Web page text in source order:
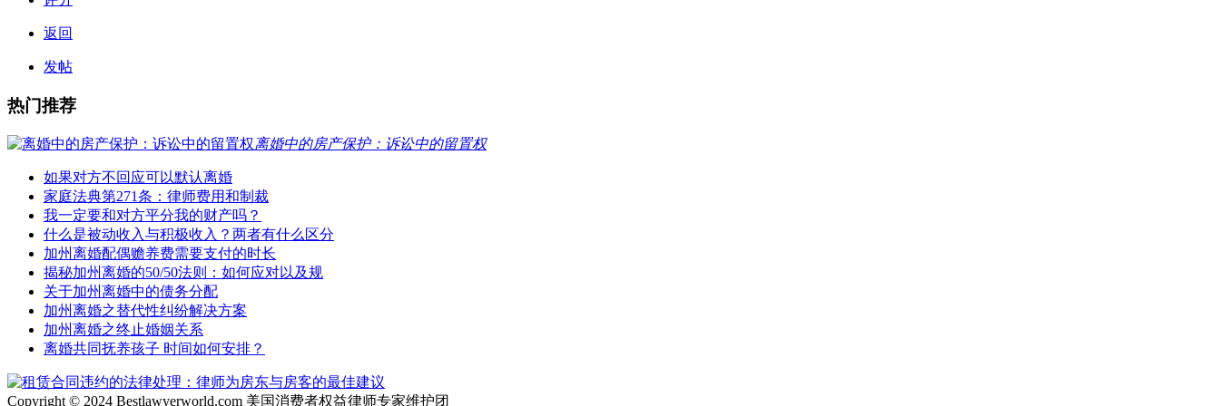
返回
发帖
热门推荐
离婚中的房产保护：诉讼中的留置权
如果对方不回应可以默认离婚
家庭法典第271条：律师费用和制裁
我一定要和对方平分我的财产吗？
什么是被动收入与积极收入？两者有什么区分
加州离婚配偶赡养费需要支付的时长
揭秘加州离婚的50/50法则：如何应对以及规
关于加州离婚中的债务分配
加州离婚之替代性纠纷解决方案
加州离婚之终止婚姻关系
离婚共同抚养孩子 时间如何安排？
Copyright © 2024 Bestlawyerworld.com 美国消费者权益律师专家维护团